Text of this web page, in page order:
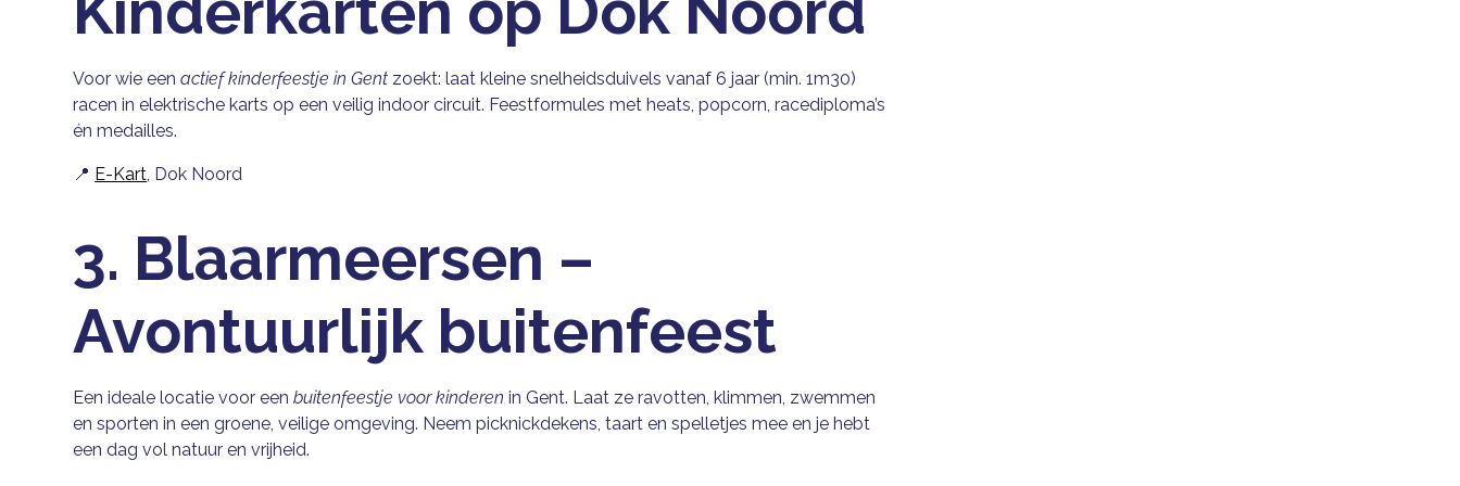
Voor wie eenactief kinderfeestje in Gent zoekt: laat kleine snelheidsduivels vanaf 6 jaar (min. 1m30)
racen in elektrische karts op een veilig indoor circuit. Feestformules met heats, popcorn, racediploma’s
én medailles.
📍 E-Kart, Dok Noord
3. Blaarmeersen –
Avontuurlijk buitenfeest
Een ideale locatie voor eenbuitenfeestje voor kinderen in Gent. Laat ze ravotten, klimmen, zwemmen
en sporten in een groene, veilige omgeving. Neem picknickdekens, taart en spelletjes mee en je hebt
een dag vol natuur en vrijheid.